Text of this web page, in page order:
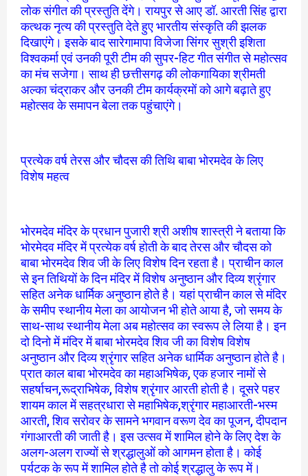
लोक संगीत की प्रस्तुति देंगे। रायपुर से आए डॉ. आरती सिंह द्वारा
कत्थक नृत्य की प्रस्तुति देते हुए भारतीय संस्कृति की झलक
दिखाएंगे। इसके बाद सारेगामापा विजेजा सिंगर सुश्री इशिता
विश्वकर्मा एवं उनकी पूरी टीम की सुपर-हिट गीत संगीत से महोत्सव
का मंच सजेगा। साथ ही छत्तीसगढ़ की लोकगायिका श्रीमती
अल्का चंद्राकर और उनकी टीम कार्यक्रमों को आगे बढ़ाते हुए
महोत्सव के समापन बेला तक पहुंचाएंगे।
प्रत्येक वर्ष तेरस और चौदस की तिथि बाबा भोरमदेव के लिए
विशेष महत्व
भोरमदेव मंदिर के प्रधान पुजारी श्री अशीष शास्त्री ने बताया कि
भोरमेदव मंदिर में प्रत्येक वर्ष होती के बाद तेरस और चौदस को
बाबा भोरमदेव शिव जी के लिए विशेष दिन रहता है। प्राचीन काल
से इन तिथियों के दिन मंदिर में विशेष अनुष्ठान और दिव्य श्रृंगार
सहित अनेक धार्मिक अनुष्ठान होते है। यहां प्राचीन काल से मंदिर
के समीप स्थानीय मेला का आयोजन भी होते आया है, जो समय के
साथ-साथ स्थानीय मेला अब महोत्सव का स्वरूप ले लिया है। इन
दो दिनो में मंदिर में बाबा भोरमदेव शिव जी का विशेष विशेष
अनुष्ठान और दिव्य श्रृंगार सहित अनेक धार्मिक अनुष्ठान होते है।
प्रात काल बाबा भोरमदेव का महाअभिषेक, एक हजार नामों से
सहर्षाचन,रूद्राभिषेक, विशेष श्रृंगार आरती होती है। दूसरे पहर
शायम काल में सहत्रधारा से महाभिषेक,श्रृंगार महाआरती-भस्म
आरती, शिव सरोवर के सामने भगवान वरूण देव का पूजन, दीपदान
गंगाआरती की जाती है। इस उत्सव में शामिल होने के लिए देश के
अलग-अलग राज्यों से श्रद्धालुओं को आगमन होता है। कोई
पर्यटक के रूप में शामिल होते है तो कोई श्रद्धालु के रूप में।